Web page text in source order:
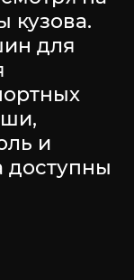
кузова.
для
и
доступны